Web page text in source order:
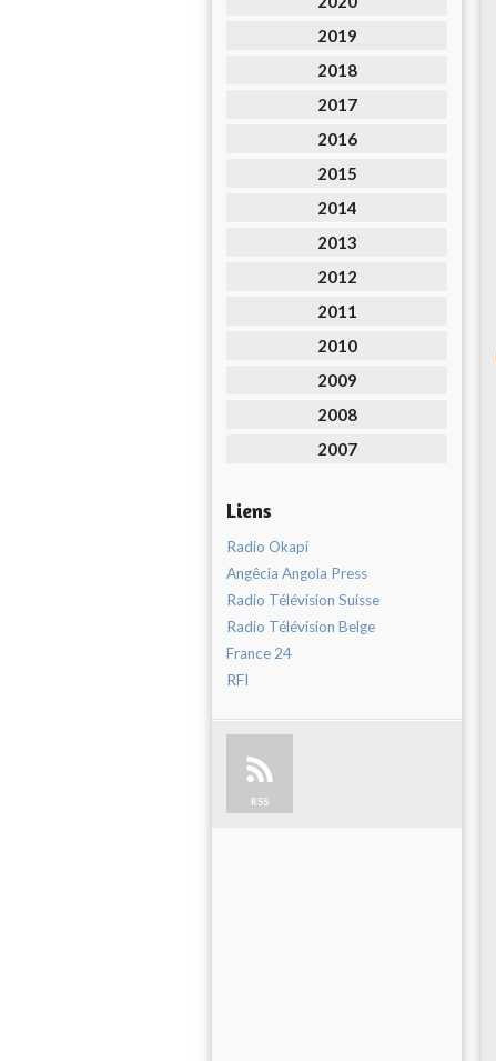
2019
2018
2017
2016
2015
2014
2013
2012
2011
2010
2009
2008
2007
Liens
Radio Okapi
Angêcia Angola Press
Radio Télévision Suisse
Radio Télévision Belge
France 24
RFI
RSS